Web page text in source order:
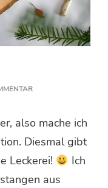
ZU
MODELLIERMASSE
BASTELN
also mache ich
Diesmal gibt
Leckerei!
Ich
aus